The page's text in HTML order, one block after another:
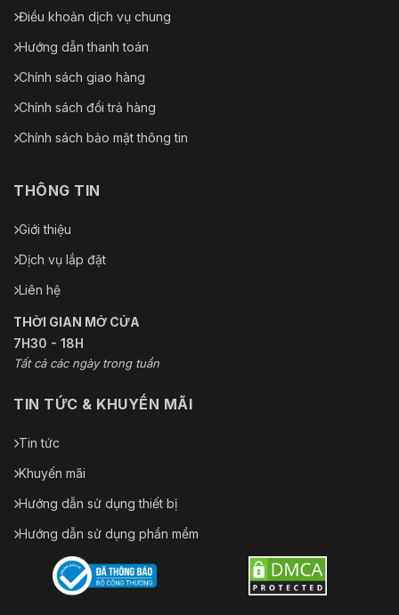
I/O
2/1
Vào/ra âm
thanh
Quyền lực
Nguồn
24 VDC/2,5 A ± 25% (bao gồm)
điện năng
Môi
trường
Nhiệt độ
hoạt động
–40 °C đến +70 °C (–40 °F đến +158 °F)
Độ ẩm
Kích
thước sản
phẩm
325,3 mm × Φ202,0 mm (12,81" × Φ7,95")
Trọng
lượng tịnh
4,6 kg (10,14 pound)
Điều khoản dịch vụ chung
Hướng dẫn thanh toán
Chính sách giao hàng
Chính sách đổi trả hàng
Chính sách bảo mật thông tin
THÔNG TIN
Giới thiệu
Dịch vụ lắp đặt
Liên hệ
THỜI GIAN MỞ CỬA
7H30 - 18H
Tất cả các ngày trong tuần
TIN TỨC & KHUYẾN MÃI
Tin tức
Khuyến mãi
Hướng dẫn sử dụng thiết bị
Hướng dẫn sử dụng phần mềm